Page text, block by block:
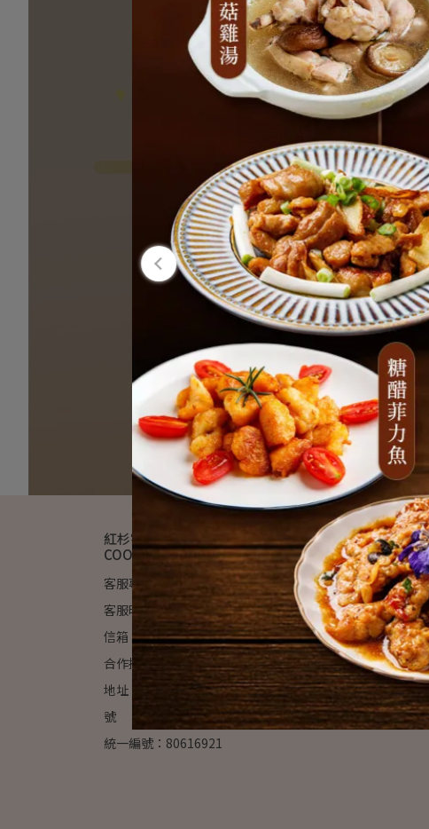
紅杉宅料理 HONGSAN
COOKING
客服專線：02-2915-2307
客服時間：09:00 am - 6:00 pm
信箱：info@hongsan.co - 歡迎
合作提案
地址：新北市新店區寶高路七巷四
號
統一編號：80616921
✦
營業人名稱：紅
統一編號：
產品登錄字號：
00000-6
敝司產品已投保